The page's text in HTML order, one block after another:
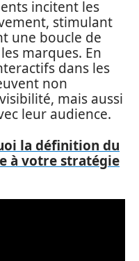
incitent les
stimulant
une boucle de
marques. En
dans les
non
mais aussi
leur audience.
la définition du
à votre stratégie